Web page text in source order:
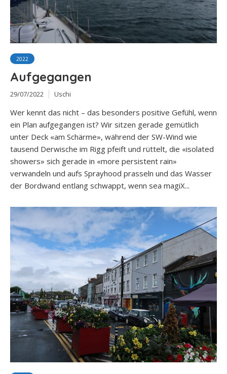
2022
Aufgegangen
29/07/2022 Uschi
Wer kennt das nicht – das besonders positive Gefühl, wenn
ein Plan aufgegangen ist? Wir sitzen gerade gemütlich
unter Deck «am Schärme», während der SW-Wind wie
tausend Derwische im Rigg pfeift und rüttelt, die «isolated
showers» sich gerade in «more persistent rain»
verwandeln und aufs Sprayhood prasseln und das Wasser
der Bordwand entlang schwappt, wenn sea magiX...